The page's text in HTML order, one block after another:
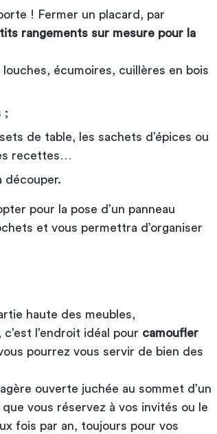
! Fermer un placard, par
rangements sur mesure pour la
écumoires, cuillères en bois
;
de table, les sachets d’épices ou
recettes…
découper.
pour la pose d’un panneau
et vous permettra d’organiser
haute des meubles,
l’endroit idéal pour camoufler
pourrez vous servir de bien des
ouverte juchée au sommet d’un
vous réservez à vos invités ou le
fois par an, toujours pour vos